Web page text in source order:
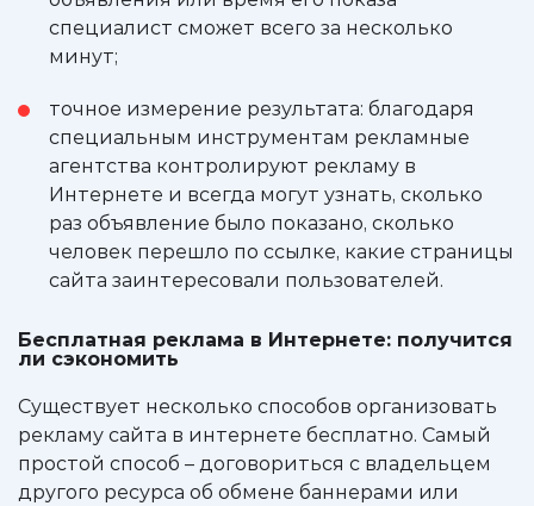
специалист сможет всего за несколько
минут;
точное измерение результата: благодаря
специальным инструментам рекламные
агентства контролируют рекламу в
Интернете и всегда могут узнать, сколько
раз объявление было показано, сколько
человек перешло по ссылке, какие страницы
сайта заинтересовали пользователей.
Бесплатная реклама в Интернете: получится
ли сэкономить
Существует несколько способов организовать
рекламу сайта в интернете бесплатно. Самый
простой способ – договориться с владельцем
другого ресурса об обмене баннерами или